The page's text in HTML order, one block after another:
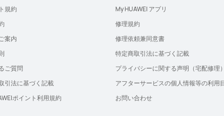
規約
案内
ご質問
引法に基づく記載
ポイント利用規約
My HUAWEI アプリ
修理規約
修理依頼兼同意書
特定商取引法に基づく記載
プライバシーに関する声明（宅配修理
アフターサービスの個人情報等の利用
お問い合わせ